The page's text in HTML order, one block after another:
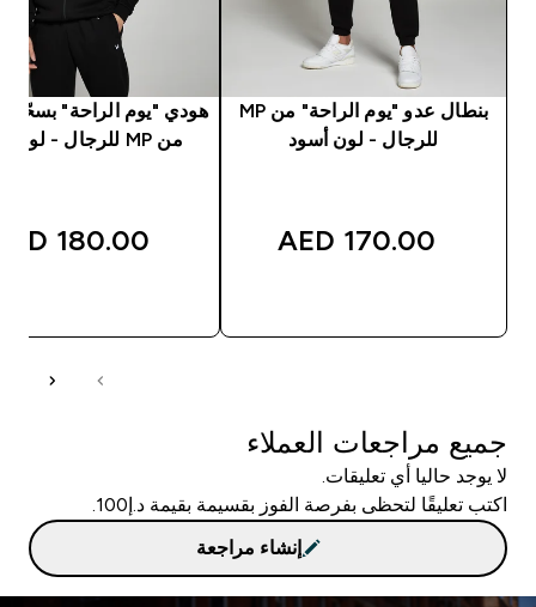
بنطال عدو "يوم الراحة" من MP
للرجال - لون أسود
170.00 AED‎
هودي "يوم الراحة"
من MP للرجال - لون أسود
180.00 AED‎
جميع مراجعات العملاء
لا يوجد حاليا أي تعليقات.
اكتب تعليقًا لتحظى بفرصة الفوز بقسيمة بقيمة د.إ100.
إنشاء مراجعة